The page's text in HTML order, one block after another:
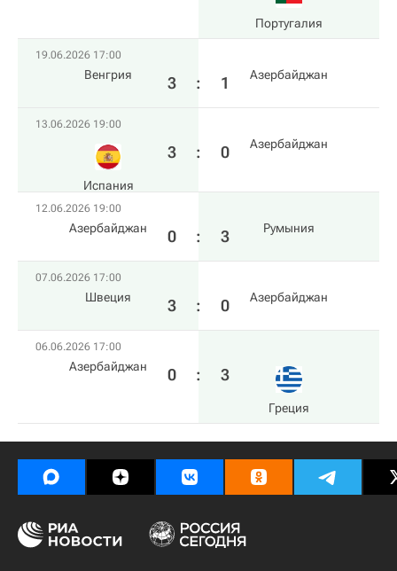
Португалия
19.06.2026 17:00
Венгрия 3 : 1 Азербайджан
13.06.2026 19:00
Испания
3 : 0 Азербайджан
12.06.2026 19:00
Азербайджан 0 : 3 Румыния
07.06.2026 17:00
Швеция 3 : 0 Азербайджан
06.06.2026 17:00
Азербайджан 0 : 3
Греция